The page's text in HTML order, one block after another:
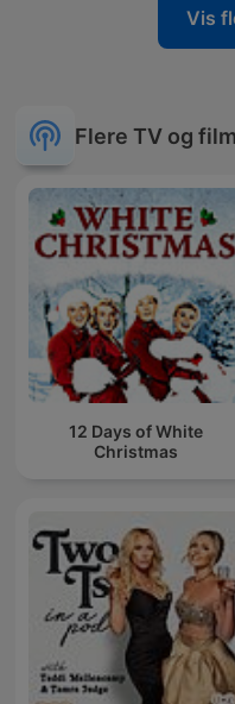
Vis
Flere TV og
12 Days of White
Christmas